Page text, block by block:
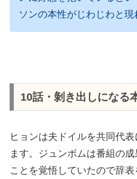
ソンの本性がじわじわと現
10話・剝き出しになる
ヒョンは夫ドイルを共同代
ます。ジュンボムは番組の
ことを覚悟していたので辞